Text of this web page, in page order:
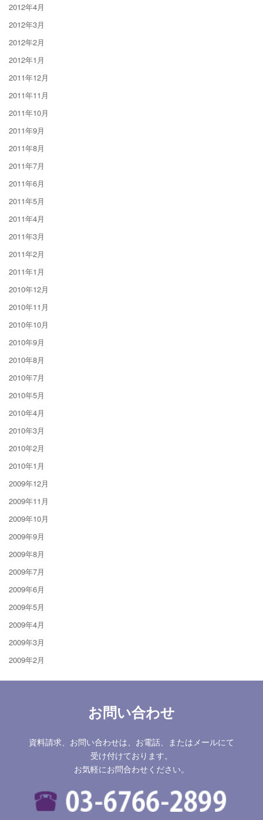
2012年4月
2012年3月
2012年2月
2012年1月
2011年12月
2011年11月
2011年10月
2011年9月
2011年8月
2011年7月
2011年6月
2011年5月
2011年4月
2011年3月
2011年2月
2011年1月
2010年12月
2010年11月
2010年10月
2010年9月
2010年8月
2010年7月
2010年5月
2010年4月
2010年3月
2010年2月
2010年1月
2009年12月
2009年11月
2009年10月
2009年9月
2009年8月
2009年7月
2009年6月
2009年5月
2009年4月
2009年3月
2009年2月
お問い合わせ
資料請求、お問い合わせは、お電話、またはメールにて
受け付けております。
お気軽にお問合わせください。